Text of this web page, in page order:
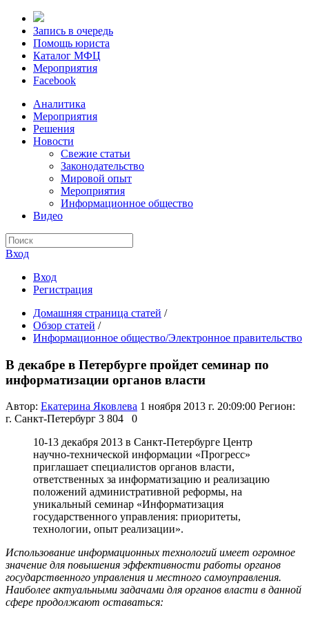
Запись в очередь
Помощь юриста
Каталог МФЦ
Мероприятия
Facebook
Аналитика
Мероприятия
Решения
Новости
Свежие статьи
Законодательство
Мировой опыт
Мероприятия
Информационное общество
Видео
Вход
Вход
Регистрация
Домашняя страница статей /
Обзор статей /
Информационное общество/Электронное правительство
В декабре в Петербурге пройдет семинар по
информатизации органов власти
Автор: Екатерина Яковлева 1 ноября 2013 г. 20:09:00 Регион:
г. Санкт-Петербург 3 804 0
10-13 декабря 2013 в Санкт-Петербурге Центр
научно-технической информации «Прогресс»
приглашает специалистов органов власти,
ответственных за информатизацию и реализацию
положений административной реформы, на
уникальный семинар «Информатизация
государственного управления: приоритеты,
технологии, опыт реализации».
Использование информационных технологий имеет огромное
значение для повышения эффективности работы органов
государственного управления и местного самоуправления.
Наиболее актуальными задачами для органов власти в данной
сфере продолжают оставаться: